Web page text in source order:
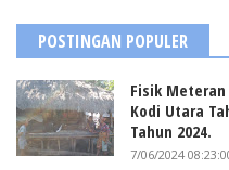
POSTINGAN POPULER
Fisik
Kodi Utara
Tahun 2024.
7/06/2024